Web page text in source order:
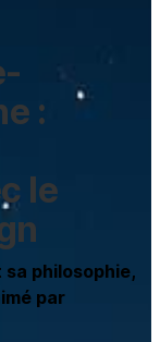
:
le
philosophie,
par